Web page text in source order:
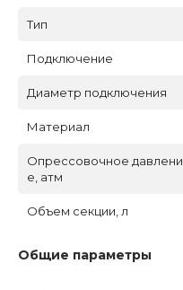
Тип
Подключение
Диаметр подключения
Материал
Опрессовочное давлени
е, атм
Объем секции, л
Общие параметры